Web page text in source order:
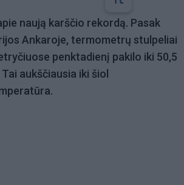
naują karščio rekordą. Pasak
Ankaroje, termometrų stulpeliai
penktadienį pakilo iki 50,5
aukščiausia iki šiol